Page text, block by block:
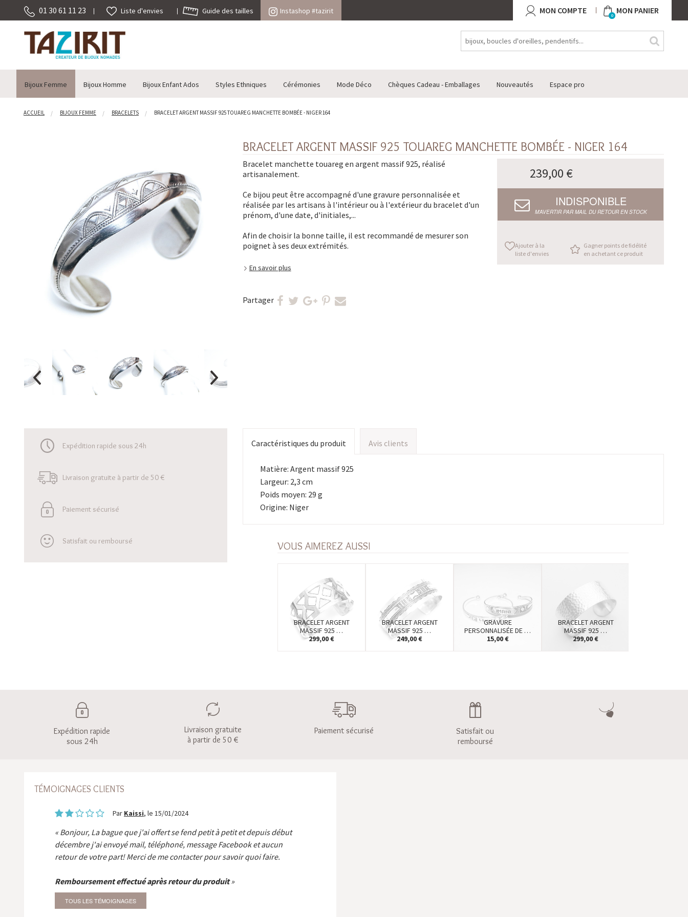
01 30 61 11 23 Liste d'envies Guide des tailles Instashop #tazirit MON COMPTE 0 MON PANIER
Bijoux Femme Bijoux Homme Bijoux Enfant Ados Styles Ethniques Cérémonies Mode Déco Chèques Cadeau - Emballages Nouveautés Espace pro
ACCUEIL BIJOUX FEMME BRACELETS BRACELET ARGENT MASSIF 925 TOUAREG MANCHETTE BOMBÉE - NIGER 164
BRACELET ARGENT MASSIF 925 TOUAREG MANCHETTE BOMBÉE - NIGER 164
Bracelet manchette touareg en argent massif 925, réalisé
artisanalement.
Ce bijou peut être accompagné d'une gravure personnalisée et
réalisée par les artisans à l'intérieur ou à l'extérieur du bracelet d'un
prénom, d'une date, d'initiales,...
Afin de choisir la bonne taille, il est recommandé de mesurer son
poignet à ses deux extrémités.
En savoir plus
Partager
239,00 €
INDISPONIBLE
M’AVERTIR PAR MAIL DU RETOUR EN STOCK
Ajouter à la
liste d'envies
Gagner points de fidélité
en achetant ce produit
Expédition rapide sous 24h
Livraison gratuite à partir de 50 €
Paiement sécurisé
Satisfait ou remboursé
Caractéristiques du produit Avis clients
Matière: Argent massif 925
Largeur: 2,3 cm
Poids moyen: 29 g
Origine: Niger
VOUS AIMEREZ AUSSI
BRACELET ARGENT
MASSIF 925 …
299,00 €
BRACELET ARGENT
MASSIF 925 …
249,00 €
GRAVURE
PERSONNALISÉE DE …
15,00 €
BRACELET ARGENT
MASSIF 925 …
299,00 €
Expédition rapide
sous 24h
Livraison gratuite
à partir de 50 €
Paiement sécurisé
Satisfait ou
remboursé
TÉMOIGNAGES CLIENTS
Par Kaissi, le 15/01/2024
Bonjour, La bague que j'ai offert se fend petit à petit et depuis début
décembre j'ai envoyé mail, téléphoné, message Facebook et aucun
retour de votre part! Merci de me contacter pour savoir quoi faire.
Remboursement effectué après retour du produit
TOUS LES TÉMOIGNAGES